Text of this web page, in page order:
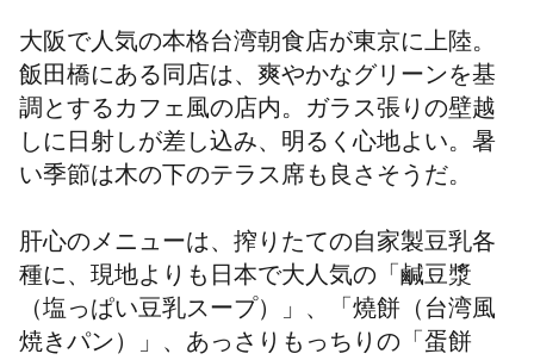
大阪で人気の本格台湾朝食店が東京に上陸。
飯田橋にある同店は、爽やかなグリーンを基
調とするカフェ風の店内。ガラス張りの壁越
しに日射しが差し込み、明るく心地よい。暑
い季節は木の下のテラス席も良さそうだ。
肝心のメニューは、搾りたての自家製豆乳各
種に、現地よりも日本で大人気の「鹹豆漿
（塩っぱい豆乳スープ）」、「燒餅（台湾風
焼きパン）」、あっさりもっちりの「蛋餅